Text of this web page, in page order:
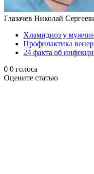
Глазачев Николай
Хламидиоз у
Профилактика
24 факта об
0 0 голоса
Оцените статью